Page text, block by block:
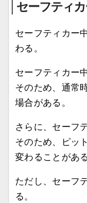
│セーフティ
セーフティカー
わる。
セーフティカー
そのため、通常
場合がある。
さらに、セーフ
そのため、ピッ
変わることがある
ただし、セーフ
る。